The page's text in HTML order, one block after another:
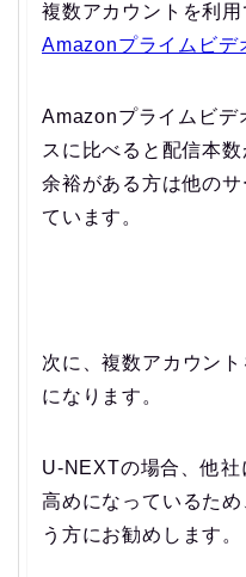
複数アカウントを利用
Amazonプライムビデ
Amazonプライムビデ
スに比べると配信本
余裕がある方は他の
ています。
次に、複数アカウン
になります。
U-NEXTの場合、他
高めになっているた
う方にお勧めします。